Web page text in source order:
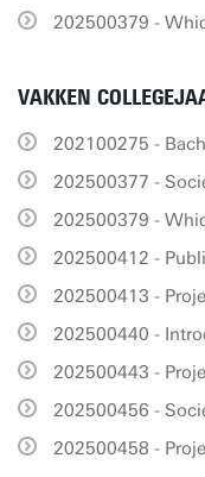
202500379 -
VAKKEN
202100275 -
202500377 -
202500379 -
202500412 -
202500413 -
202500440 -
202500443 -
202500456 -
202500458 -